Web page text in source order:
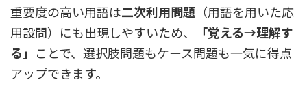
重要度の高い用語は二次利用問題 （用語を用いた応
用設問）にも出現しやすいため、
「覚える→理解す
る」 ことで、選択肢問題もケース問題も一気に得点
アップできます。